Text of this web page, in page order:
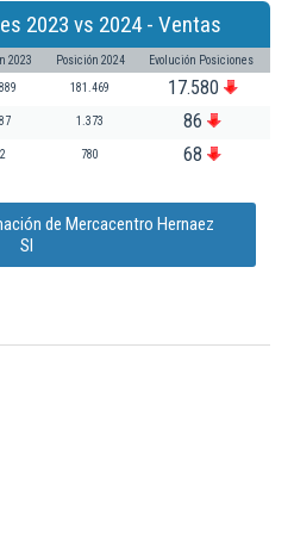
2023 vs 2024 - Ventas
2023 Posición 2024 Evolución Posiciones
181.469 17.580
1.373 86
780 68
de Mercacentro Hernaez
Sl